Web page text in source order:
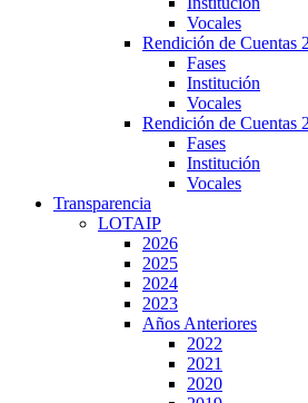
Vocales
Rendición de Cuentas
Fases
Institución
Vocales
Rendición de Cuentas
Fases
Institución
Vocales
Transparencia
LOTAIP
2026
2025
2024
2023
Años Anteriores
2022
2021
2020